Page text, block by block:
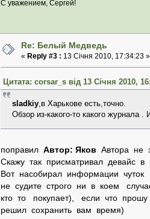
С уважением, Сергей!
Re: Белый Медведь
« Reply #3 : 13 Січня 2010, 17:34:23 »
Цитата: corsar_s від 13 Січня 2010,
sladkiy,в Харькове есть,точно.
Обзор из-какого-то какого журнала
поправилАвтор: Яков Автора не
Скажу так присматривал девайс
Вот насобирал информации
не судите строго ни в коем
кто то покупает), если что прошу
решил сохранить вам время)